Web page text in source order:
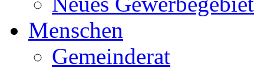
Menschen
Gemeinderat